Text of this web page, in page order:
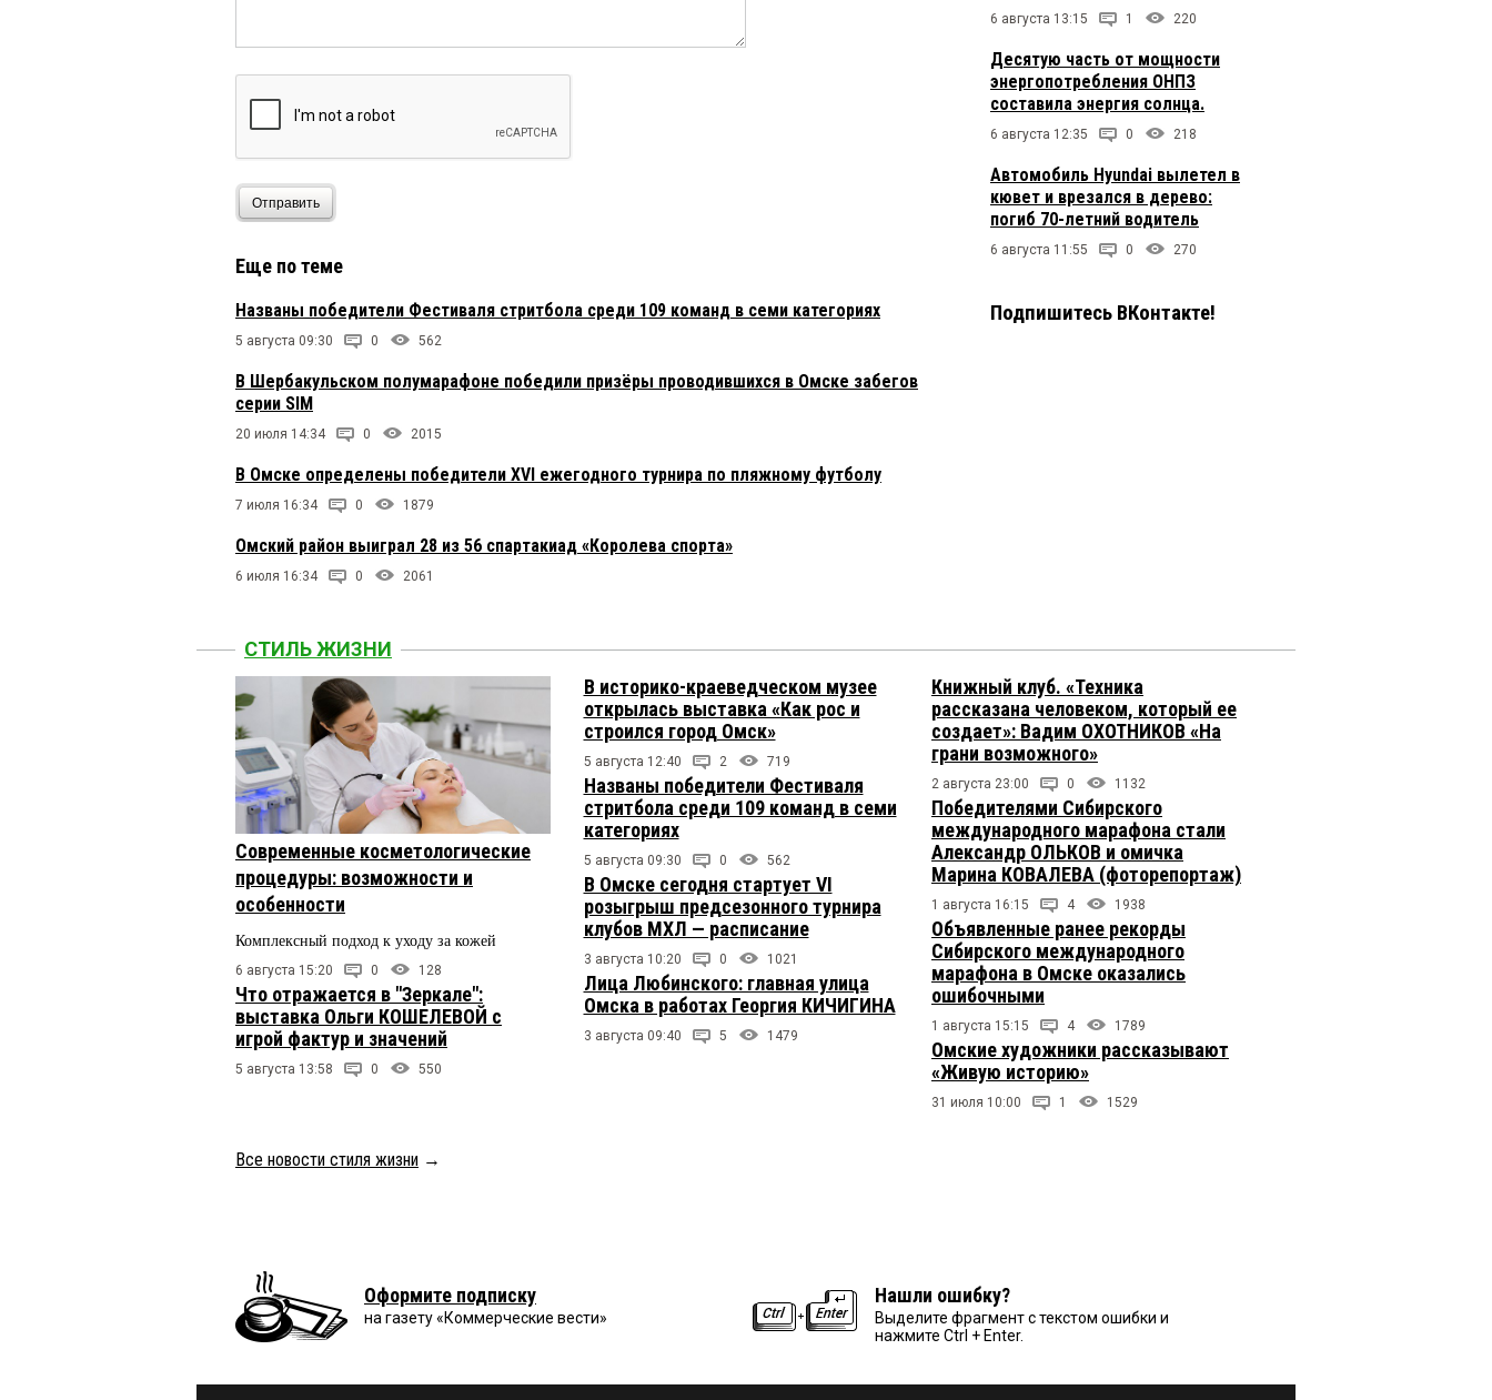
Отправить
Еще по теме
Названы победители Фестиваля стритбола среди 109 команд в семи категориях
5 августа 09:30 0 562
В Шербакульском полумарафоне победили призёры проводившихся в Омске забегов
серии SIM
20 июля 14:34 0 2015
В Омске определены победители XVI ежегодного турнира по пляжному футболу
7 июля 16:34 0 1879
Омский район выиграл 28 из 56 спартакиад «Королева спорта»
6 июля 16:34 0 2061
6 августа 13:15 1 220
Десятую часть от мощности
энергопотребления ОНПЗ
составила энергия солнца.
6 августа 12:35 0 218
Автомобиль Hyundai вылетел в
кювет и врезался в дерево:
погиб 70-летний водитель
6 августа 11:55 0 270
Подпишитесь ВКонтакте!
СТИЛЬ ЖИЗНИ
Современные косметологические
процедуры: возможности и
особенности
Комплексный подход к уходу за кожей
6 августа 15:20 0 128
Что отражается в "Зеркале":
выставка Ольги КОШЕЛЕВОЙ с
игрой фактур и значений
5 августа 13:58 0 550
В историко-краеведческом музее
открылась выставка «Как рос и
строился город Омск»
5 августа 12:40 2 719
Названы победители Фестиваля
стритбола среди 109 команд в семи
категориях
5 августа 09:30 0 562
В Омске сегодня стартует VI
розыгрыш предсезонного турнира
клубов МХЛ — расписание
3 августа 10:20 0 1021
Лица Любинского: главная улица
Омска в работах Георгия КИЧИГИНА
3 августа 09:40 5 1479
Книжный клуб. «Техника
рассказана человеком, который ее
создает»: Вадим ОХОТНИКОВ «На
грани возможного»
2 августа 23:00 0 1132
Победителями Сибирского
международного марафона стали
Александр ОЛЬКОВ и омичка
Марина КОВАЛЕВА (фоторепортаж)
1 августа 16:15 4 1938
Объявленные ранее рекорды
Сибирского международного
марафона в Омске оказались
ошибочными
1 августа 15:15 4 1789
Омские художники рассказывают
«Живую историю»
31 июля 10:00 1 1529
Все новости стиля жизни →
Оформите подписку
на газету «Коммерческие вести»
Нашли ошибку?
Выделите фрагмент с текстом ошибки и
нажмите Ctrl + Enter.